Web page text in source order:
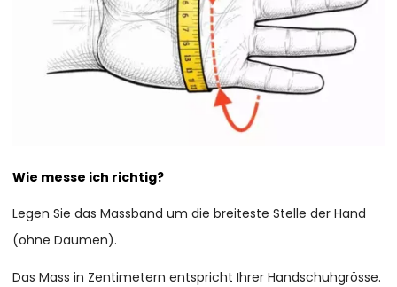
Wie messe ich richtig?
Legen Sie das Massband um die breiteste Stelle der Hand
(ohne Daumen).
Das Mass in Zentimetern entspricht Ihrer Handschuhgrösse.